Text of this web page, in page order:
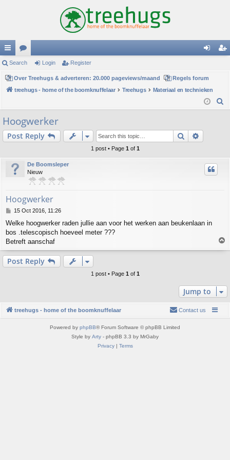
ui
ck
lin
ks
or
u
m
s
in
Search Login Register
Over Treehugs & adverteren: 20.000 pageviews/maand
Regels forum
treehugs - home of the boomknuffelaar
Treehugs
Materiaal en technieken
h
Hoogwerker
Post Reply Search
1 post • Page 1 of 1
De Boomsleper
Nieuw
Hoogwerker
P
s
t
15 Oct 2016, 11:26
Welke hoogwerker raden jullie aan voor het werken aan beukenlaan in
bos .telescopisch hoeveel meter ???
Betreft aanschaf
o
Post Reply
1 post • Page 1 of 1
Jump to
treehugs - home of the boomknuffelaar Contact us
Powered by phpBB® Forum Software © phpBB Limited
Style by Arty - phpBB 3.3 by MrGaby
Privacy| Terms